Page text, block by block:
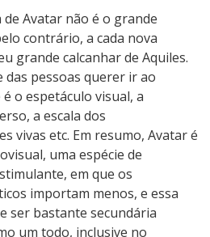
Avatar não é o grande
contrário, a cada nova
grande calcanhar de Aquiles.
pessoas querer ir ao
o espetáculo visual, a
a escala dos
vivas etc. Em resumo, Avatar é
uma espécie de
em que os
importam menos, e essa
ser bastante secundária
um todo, inclusive no